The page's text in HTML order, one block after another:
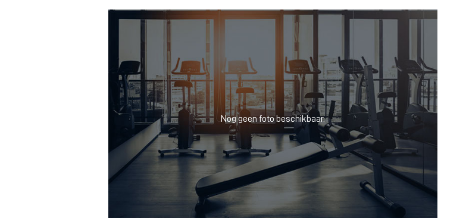
Nog geen foto beschikbaar.